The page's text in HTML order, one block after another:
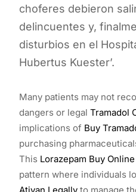
choferes debieron
delincuentes y,
disturbios en el
Hubertus Kuester’.
Many patients may not
dangers or legal Tramadol
implications of Buy
purchasing
This Lorazepam Buy Online
pattern where individuals